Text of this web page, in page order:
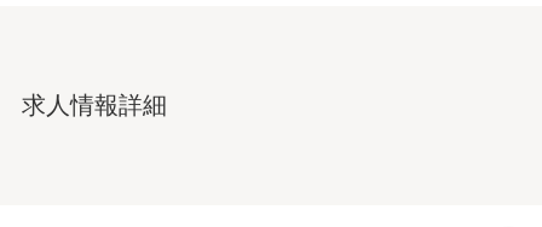
求人情報詳細